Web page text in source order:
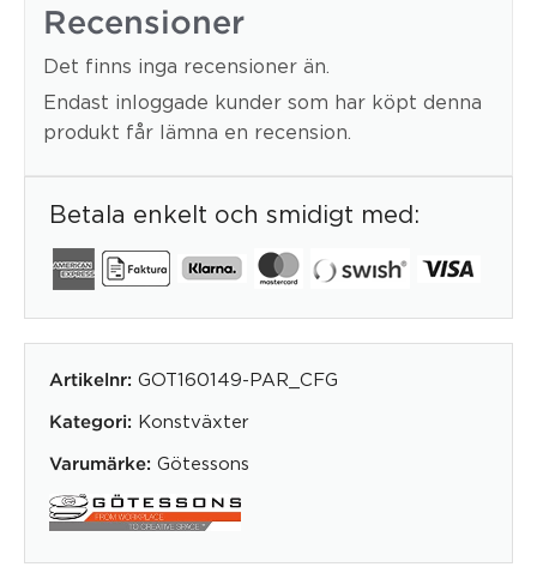
Recensioner
Det finns inga recensioner än.
Endast inloggade kunder som har köpt denna
produkt får lämna en recension.
Betala enkelt och smidigt med:
Artikelnr: GOT160149-PAR_CFG
Kategori: Konstväxter
Varumärke: Götessons